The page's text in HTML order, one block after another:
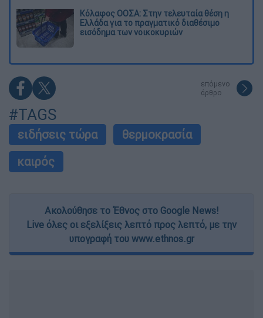
Κόλαφος ΟΟΣΑ: Στην τελευταία θέση η
Ελλάδα για το πραγματικό διαθέσιμο
εισόδημα των νοικοκυριών
επόμενο
άρθρο
#TAGS
ειδήσεις τώρα
θερμοκρασία
καιρός
Ακολούθησε το Έθνος στο Google News!
Live όλες οι εξελίξεις λεπτό προς λεπτό, με την
υπογραφή του www.ethnos.gr